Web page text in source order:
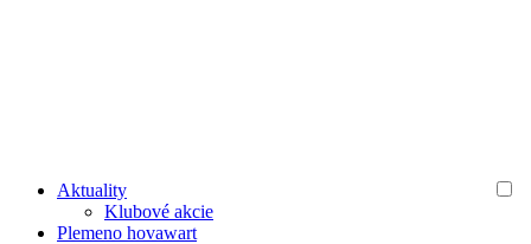
Aktuality
Klubové akcie
Plemeno hovawart